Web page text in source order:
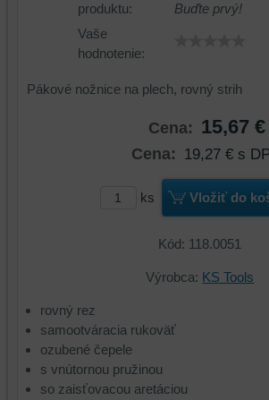
produktu:
Buďte prvý!
Vaše
hodnotenie:
Pákové nožnice na plech, rovný strih
Cena: 15,67 €
Cena: 19,27 € s
ks Vložiť do
Kód: 118.0051
Výrobca: KS Tools
rovný rez
samootváracia rukoväť
ozubené čepele
s vnútornou pružinou
so zaisťovacou aretáciou